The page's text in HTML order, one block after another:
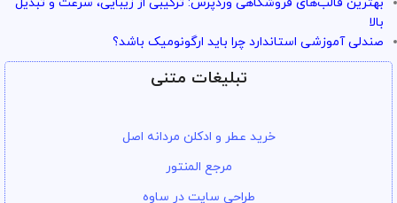
بالا
صندلی آموزشی استاندارد چرا باید ارگونومیک باشد؟
تبلیغات متنی
خرید عطر و ادکلن مردانه اصل
مرجع المنتور
طراحی سایت در ساوه